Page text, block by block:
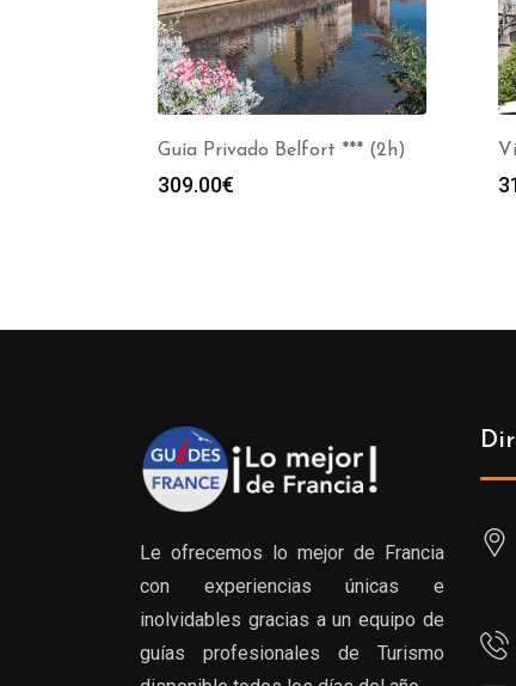
Guía Privado Belfort *** (2h)
309.00€
Le ofrecemos lo mejor de Francia
con experiencias únicas e
inolvidables gracias a un equipo de
guías profesionales de Turismo